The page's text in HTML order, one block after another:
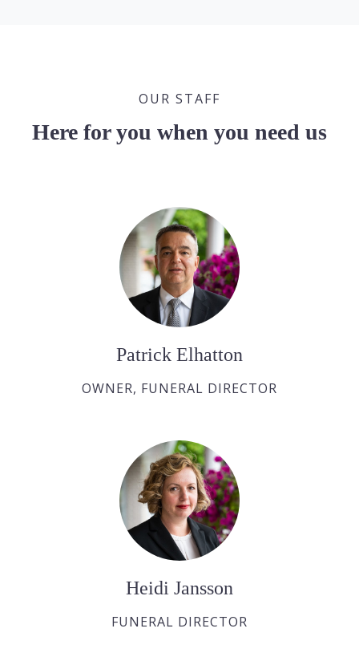
OUR STAFF
Here for you when you need us
Patrick Elhatton
OWNER, FUNERAL DIRECTOR
Heidi Jansson
FUNERAL DIRECTOR